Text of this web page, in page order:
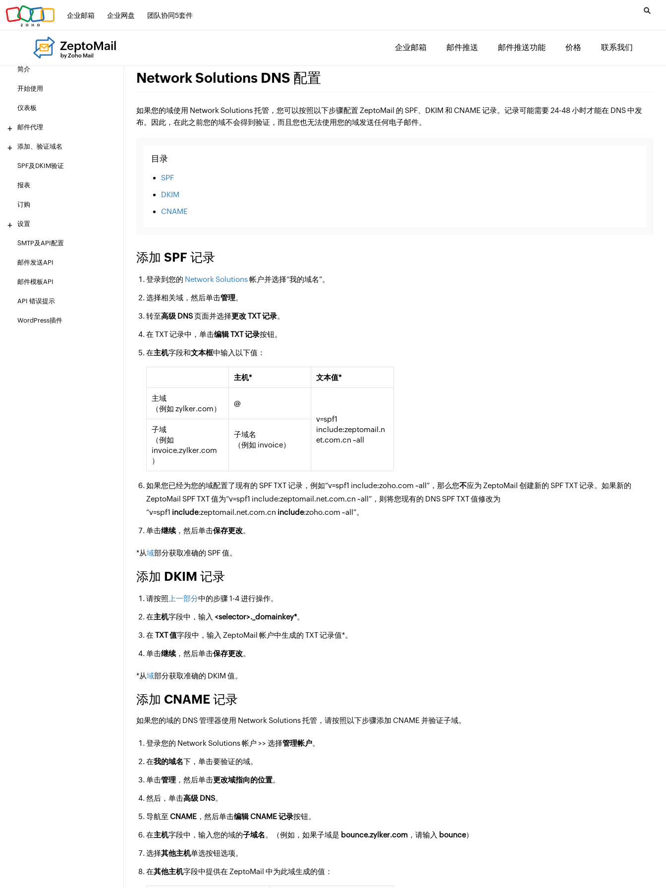
企业邮箱 企业网盘 团队协同5套件
ZeptoMail
by Zoho Mail
企业邮箱 邮件推送 邮件推送功能 价格 联系我们
简介
开始使用
仪表板
邮件代理
添加、验证域名
SPF及DKIM验证
报表
订购
设置
SMTP及API配置
邮件发送API
邮件模板API
API 错误提示
WordPress插件
Network Solutions DNS 配置
如果您的域使用 Network Solutions 托管，您可以按照以下步骤配置 ZeptoMail 的 SPF、DKIM 和 CNAME 记录。记录可能需要 24-48 小时才能在 DNS 中发
布。因此，在此之前您的域不会得到验证，而且您也无法使用您的域发送任何电子邮件。
目录
SPF
DKIM
CNAME
添加 SPF 记录
登录到您的 Network Solutions帐户并选择“我的域名”。
选择相关域，然后单击管理。
转至高级 DNS页面并选择更改 TXT 记录。
在 TXT 记录中，单击编辑 TXT 记录按钮。
在主机字段和文本框中输入以下值：
主机* 文本值*
主域
（例如 zylker.com）
@
v=spf1
include:zeptomail.n
et.com.cn ~all
子域
（例如
invoice.zylker.com
）
子域名
（例如 invoice）
如果您已经为您的域配置了现有的 SPF TXT 记录，例如“v=spf1 include:zoho.com ~all”，那么您不应为 ZeptoMail 创建新的 SPF TXT 记录。如果新的
ZeptoMail SPF TXT 值为“v=spf1 include:zeptomail.net.com.cn ~all”，则将您现有的 DNS SPF TXT 值修改为
“v=spf1 include:zeptomail.net.com.cn include:zoho.com ~all”。
单击继续，然后单击保存更改。
*从域部分获取准确的 SPF 值。
添加 DKIM 记录
请按照 上一部分中的步骤 1-4 进行操作。
在主机字段中，输入 <selector>._domainkey*。
在 TXT 值字段中，输入 ZeptoMail 帐户中生成的 TXT 记录值*。
单击继续，然后单击保存更改。
*从域部分获取准确的 DKIM 值。
添加 CNAME 记录
如果您的域的 DNS 管理器使用 Network Solutions 托管，请按照以下步骤添加 CNAME 并验证子域。
登录您的 Network Solutions 帐户 >> 选择管理帐户。
在我的域名下，单击要验证的域。
单击管理 ，然后单击更改域指向的位置。
然后，单击高级 DNS。
导航至 CNAME ，然后单击编辑 CNAME 记录按钮。
在主机字段中，输入您的域的子域名。（例如，如果子域是 bounce.zylker.com ，请输入 bounce）
选择其他主机单选按钮选项。
在其他主机字段中提供在 ZeptoMail 中为此域生成的值：